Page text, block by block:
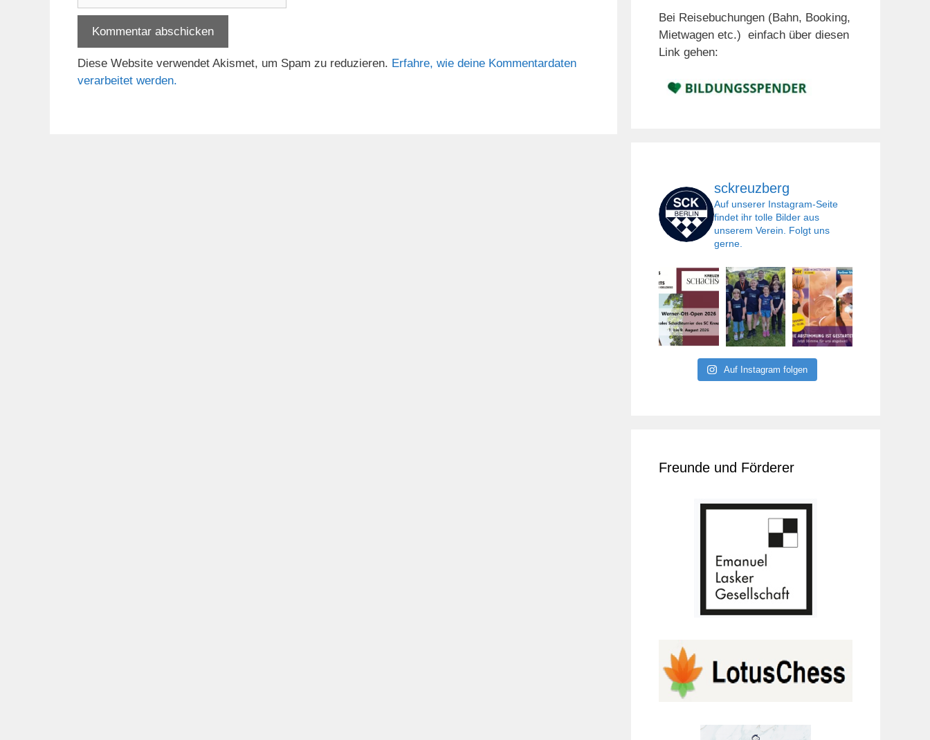
Diese Website verwendet Akismet, um Spam zu reduzieren. Erfahre, wie deine Kommentardaten
verarbeitet werden.
Bei Reisebuchungen (Bahn, Booking,
Mietwagen etc.) einfach über diesen
Link gehen:
sckreuzberg
Auf unserer Instagram-Seite
findet ihr tolle Bilder aus
unserem Verein. Folgt uns
gerne.
Auf Instagram folgen
Freunde und Förderer